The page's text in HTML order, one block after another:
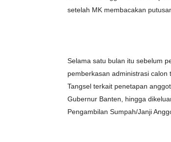
setelah MK membacakan
Selama satu bulan itu sebelum
pemberkasan administrasi calon
Tangsel terkait penetapan
Gubernur Banten, hingga
Pengambilan Sumpah/Janji